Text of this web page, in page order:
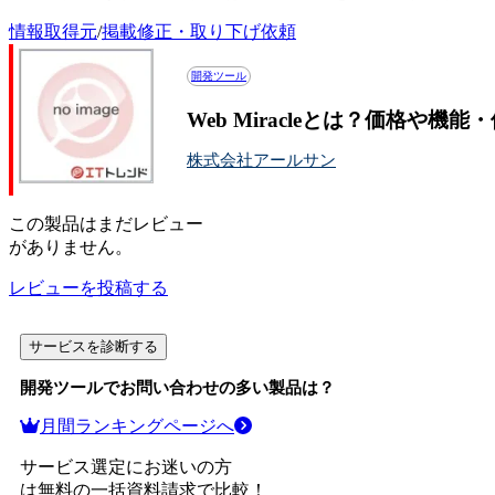
情報取得元/掲載修正・取り下げ依頼
開発ツール
Web Miracleとは？価格や機能
株式会社アールサン
この製品はまだレビュー
がありません。
レビューを投稿する
サービスを診断する
開発ツールでお問い合わせの多い製品は？
月間ランキングページへ
サービス選定にお迷いの方
は無料の一括資料請求で比較！